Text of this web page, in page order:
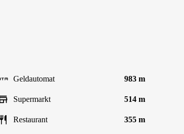
Geldautomat 983 m
Supermarkt 514 m
Restaurant 355 m